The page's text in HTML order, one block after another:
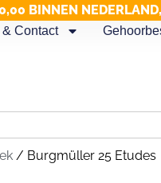
BINNEN
Contact
/ Burgmüller 25 Etudes